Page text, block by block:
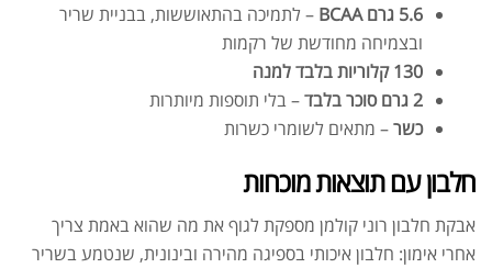
5.6 גרם BCAA
– לתמיכה בהתאוששות, בבניית שריר
ובצמיחה מחודשת של רקמות
130 קלוריות בלבד למנה
2 גרם סוכר בלבד
– בלי תוספות מיותרות
כשר– מתאים לשומרי כשרות
חלבון עם תוצאות מוכחות
אבקת חלבון רוני קולמן מספקת לגוף את מה שהוא באמת צריך
אחרי אימון: חלבון איכותי בספיגה מהירה ובינונית, שנטמע בשריר